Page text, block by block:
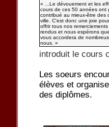
« ...Le dévouement et les
cours de ces 50 années ont
contribué au mieux-être des
ville. C'est donc une joie
offrir tous nos
rendus et nous espérons
vous accordera de
nous. »
introduit le cours
Les soeurs
élèves et
des diplômes.